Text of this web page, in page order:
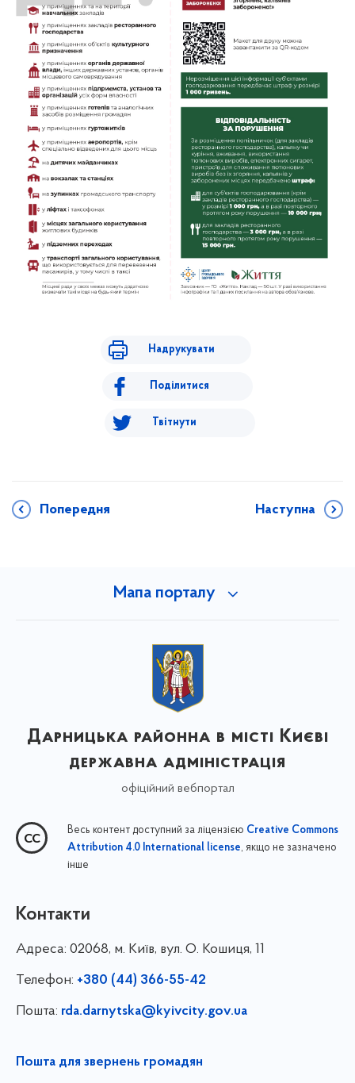
Надрукувати
Поділитися
Твітнути
Попередня Наступна
Мапа порталу
Дарницька районна в місті Києві
державна адміністрація
офіційний вебпортал
Весь контент доступний за ліцензією Creative Commons
Attribution 4.0 International license, якщо не зазначено
інше
Контакти
Адреса: 02068, м. Київ, вул. О. Кошиця, 11
Телефон: +380 (44) 366-55-42
Пошта: rda.darnytska@kyivcity.gov.ua
Пошта для звернень громадян